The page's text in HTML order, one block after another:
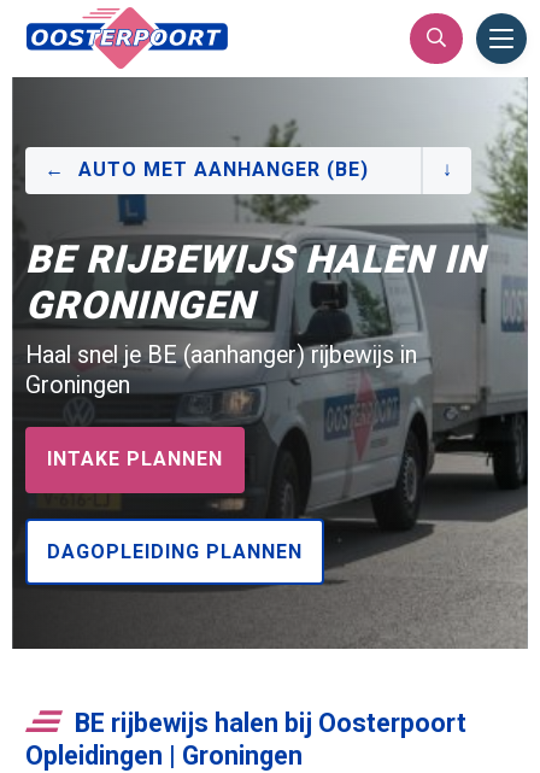
AUTO MET AANHANGER (BE)
BE RIJBEWIJS HALEN IN
GRONINGEN
Haal snel je BE (aanhanger) rijbewijs in
Groningen
INTAKE PLANNEN
DAGOPLEIDING PLANNEN
BE rijbewijs halen bij Oosterpoort
Opleidingen | Groningen